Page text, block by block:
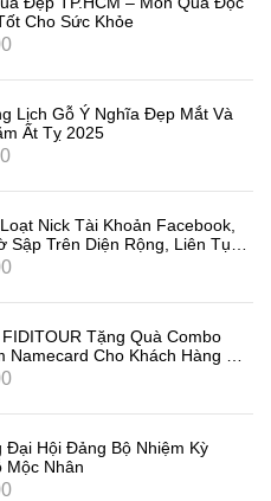
Cho Sức Khỏe
Lịch Gỗ Ý Nghĩa Đẹp Mắt Và
Ất Tỵ 2025
Nick Tài Khoản Facebook,
Sập Trên Diện Rộng, Liên Tục
Là Gì
Tặng Quà Combo
Namecard Cho Khách Hàng Dịp
Đại Hội Đảng Bộ Nhiệm Kỳ
Mộc Nhân